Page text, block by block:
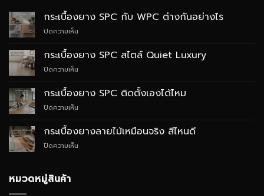
กระเบื้องยาง SPC กับ WPC ต่างกันอย่างไร
ปิดความเห็น
ยาง
SPC
ต่าง
กระเบื้องยาง SPC สไตล์ Quiet Luxury
ปิดความเห็น
ยาง
SPC
Luxury
กระเบื้องยาง SPC ติดตั้งเองได้ไหม
ปิดความเห็น
ยาง
SPC
กระเบื้องยางลายไม้เหมือนจริง สีไหนดี
ปิดความเห็น
หมวดหมู่สินค้า